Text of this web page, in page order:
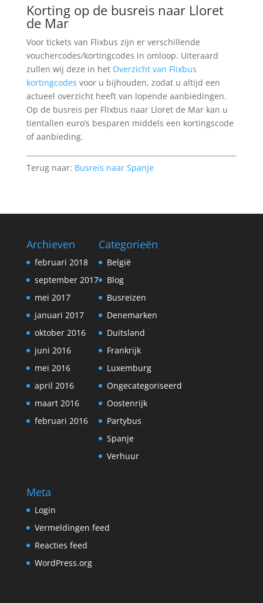
Korting op de busreis naar Lloret
de Mar
Voor tickets van Flixbus zijn er verschillende
vouchercodes/kortingcodes in omloop. Uiteraard
zullen wij deze in het Overzicht van Flixbus
kortingcodes voor u bijhouden, zodat u altijd een
actueel overzicht heeft van lopende aanbiedingen.
Op de busreis per Flixbus naar Lloret de Mar kan u
tientallen euro’s besparen middels een kortingscode
of aanbieding.
Terug naar: Busreis naar Spanje
Archieven
februari 2018
september 2017
mei 2017
januari 2017
oktober 2016
juni 2016
mei 2016
april 2016
maart 2016
februari 2016
Categorieën
België
Blog
Busreizen
Denemarken
Duitsland
Frankrijk
Luxemburg
Ongecategoriseerd
Oostenrijk
Partybus
Spanje
Verhuur
Meta
Login
Vermeldingen feed
Reacties feed
WordPress.org